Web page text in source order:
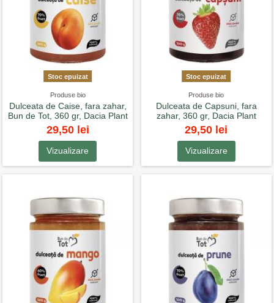
Stoc epuizat
Produse bio
Dulceata de Caise, fara zahar,
Bun de Tot, 360 gr, Dacia Plant
29,50 lei
Vizualizare
Stoc epuizat
Produse bio
Dulceata de Capsuni, fara
zahar, 360 gr, Dacia Plant
29,50 lei
Vizualizare